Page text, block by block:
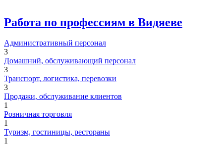
Работа по профессиям в Видяеве
Административный персонал
3
Домашний, обслуживающий персонал
3
Транспорт, логистика, перевозки
3
Продажи, обслуживание клиентов
1
Розничная торговля
1
Туризм, гостиницы, рестораны
1